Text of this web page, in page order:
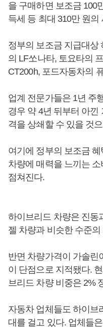
을 구매하면 보조금 100
득세 등 최대 310만 원
정부의 보조금 지급대상
의 LF쏘나타, 토요타의
CT200h, 포드자동차의
업계 전문가들은 1년 주
경우 약 4년 뒤부터 아낀
격을 상쇄할 수 있을 것
여기에 정부의 보조금
차량에 매력을 느끼는
점쳐진다.
하이브리드 차량은 진동
젤 차량과 비슷한 수준
반면 차량가격이 가솔린
이 단점으로 지적됐다.
브리드 차량 비중은 2%
자동차 업체들도 하이브
대를 걸고 있다. 업체들